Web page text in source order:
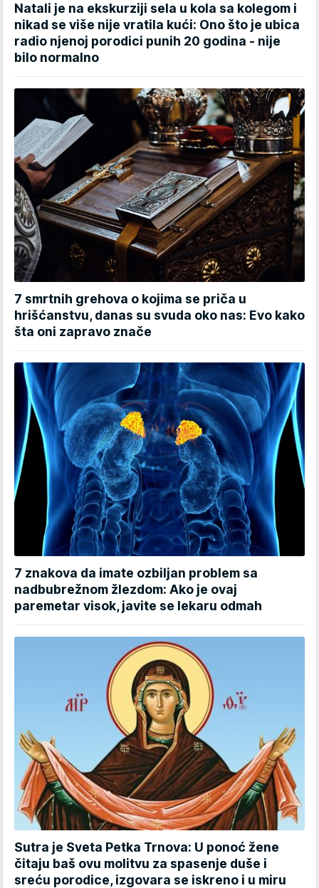
Natali je na ekskurziji sela u kola sa kolegom i
nikad se više nije vratila kući: Ono što je ubica
radio njenoj porodici punih 20 godina - nije
bilo normalno
7 smrtnih grehova o kojima se priča u
hrišćanstvu, danas su svuda oko nas: Evo kako
šta oni zapravo znače
7 znakova da imate ozbiljan problem sa
nadbubrežnom žlezdom: Ako je ovaj
paremetar visok, javite se lekaru odmah
Sutra je Sveta Petka Trnova: U ponoć žene
čitaju baš ovu molitvu za spasenje duše i
sreću porodice, izgovara se iskreno i u miru